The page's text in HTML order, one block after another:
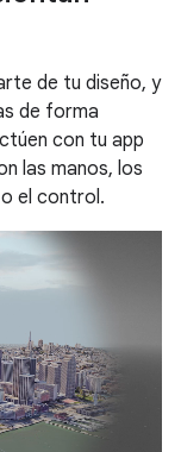
de tu diseño, y
de forma
con tu app
las manos, los
el control.